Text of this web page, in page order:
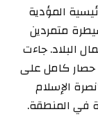
المؤدية
متمردين
البلاد. جاءت
كامل على
الإسلام
في المنطقة.